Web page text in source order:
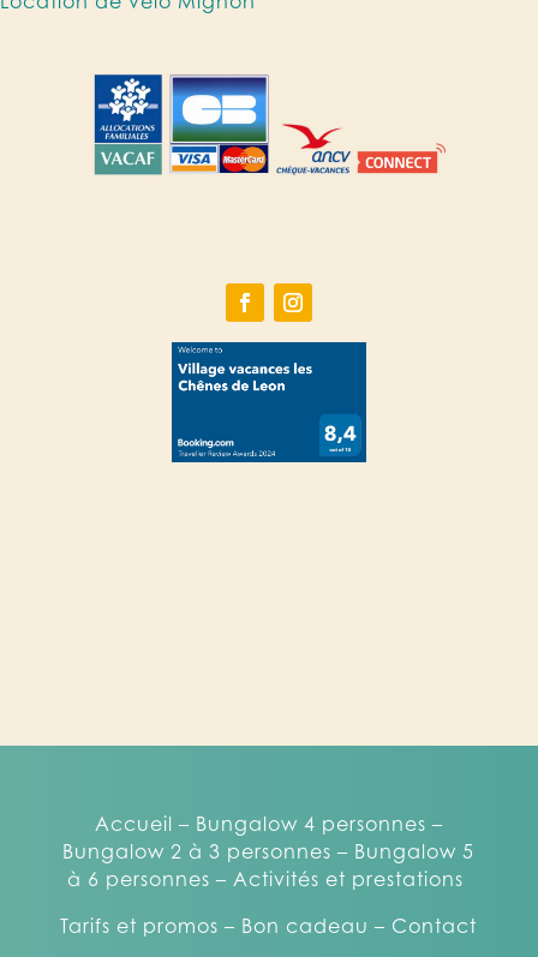
Location de vélo Mignon
Accueil – Bungalow 4 personnes –
Bungalow 2 à 3 personnes – Bungalow 5
à 6 personnes –Activités et prestations
Tarifs et promos – Bon cadeau – Contact